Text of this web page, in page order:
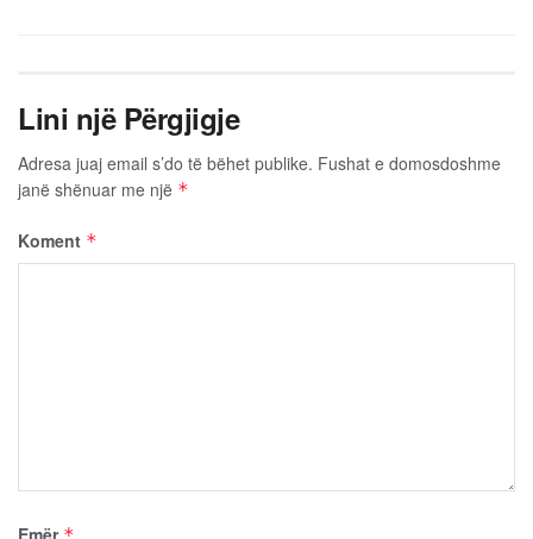
Lini një Përgjigje
Adresa juaj email s’do të bëhet publike. Fushat e domosdoshme
janë shënuar me një *
Koment *
Emër